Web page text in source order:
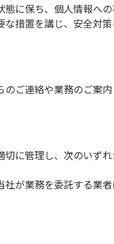
に保ち、個人情報へ
措置を講じ、安全対
ご連絡や業務のご案
に管理し、次のいず
が業務を委託する業